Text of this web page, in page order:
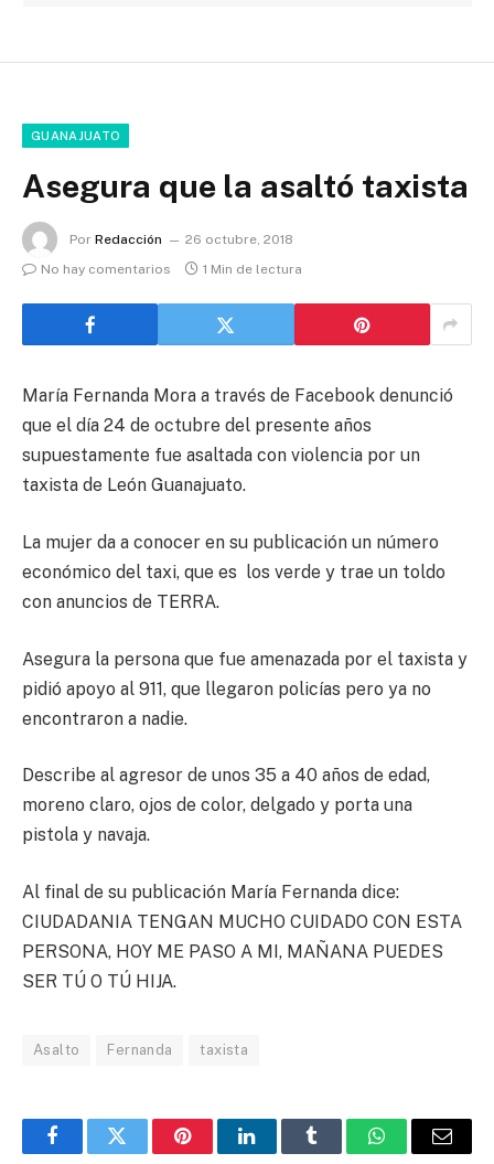
GUANAJUATO
Asegura que la asaltó taxista
Por Redacción
26 octubre, 2018
No hay comentarios
1 Min de lectura
María Fernanda Mora a través de Facebook denunció
que el día 24 de octubre del presente años
supuestamente fue asaltada con violencia por un
taxista de León Guanajuato.
La mujer da a conocer en su publicación un número
económico del taxi, que es los verde y trae un toldo
con anuncios de TERRA.
Asegura la persona que fue amenazada por el taxista y
pidió apoyo al 911, que llegaron policías pero ya no
encontraron a nadie.
Describe al agresor de unos 35 a 40 años de edad,
moreno claro, ojos de color, delgado y porta una
pistola y navaja.
Al final de su publicación María Fernanda dice:
CIUDADANIA TENGAN MUCHO CUIDADO CON ESTA
PERSONA, HOY ME PASO A MI, MAÑANA PUEDES
SER TÚ O TÚ HIJA.
Asalto Fernanda taxista
FacebookTwitter PinterestLinkedInTumblr WhatsAppEmail